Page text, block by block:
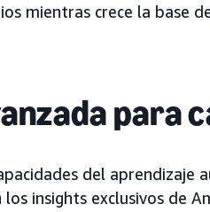
mientras crece la base
para
del aprendizaje
los insights exclusivos de